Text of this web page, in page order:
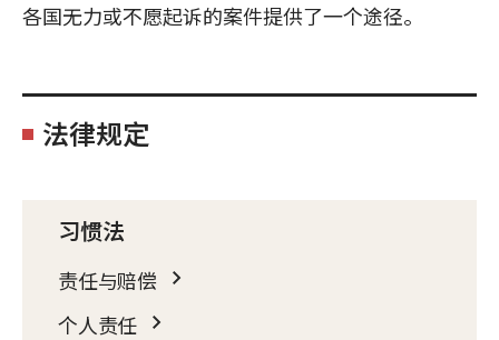
各国无力或不愿起诉的案件提供了一个途径。
法律规定
习惯法
责任与赔偿
个人责任